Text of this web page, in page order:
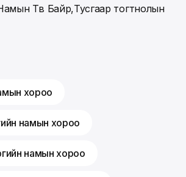
Төв Байр,Тусгаар тогтнолын
хороо
намын хороо
намын хороо